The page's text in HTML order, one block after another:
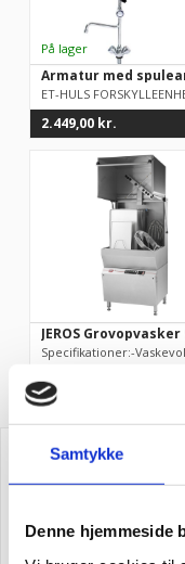
Samtykke
Denne hjemmeside
2.449,00 kr.
JEROS Grovopvasker
82.900,00